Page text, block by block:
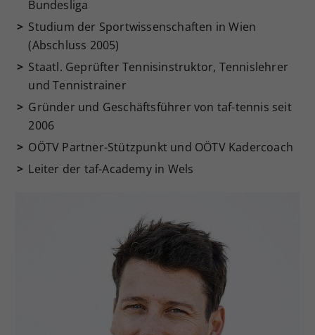
Bundesliga
Studium der Sportwissenschaften in Wien
(Abschluss 2005)
Staatl. Geprüfter Tennisinstruktor, Tennislehrer
und Tennistrainer
Gründer und Geschäftsführer von taf-tennis seit
2006
OÖTV Partner-Stützpunkt und OÖTV Kadercoach
Leiter der taf-Academy in Wels